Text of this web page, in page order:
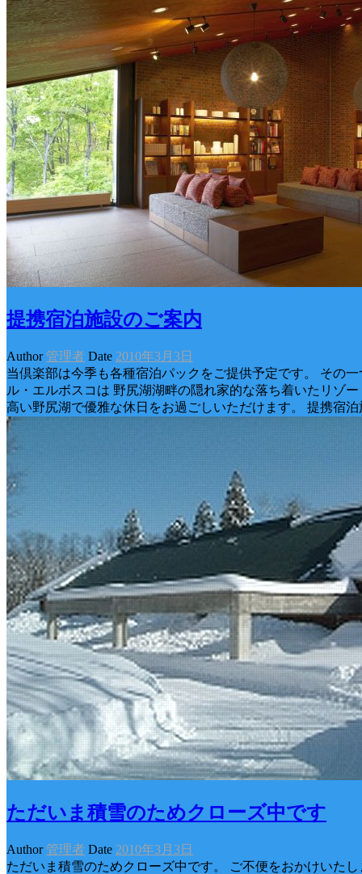
提携宿泊施設のご案内
Author 管理者 Date 2010年3月3日
当倶楽部は今季も各種宿泊パックをご提供予定です。 その
ル・エルボスコは 野尻湖湖畔の隠れ家的な落ち着いたリゾ
高い野尻湖で優雅な休日をお過ごしいただけます。 提携宿
ただいま積雪のためクローズ中です
Author 管理者 Date 2010年3月3日
ただいま積雪のためクローズ中です。 ご不便をおかけいた